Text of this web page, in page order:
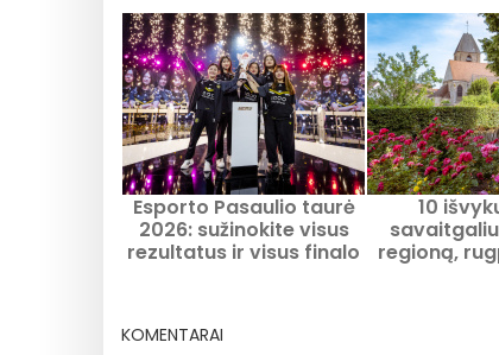
Esporto Pasaulio taurė
2026: sužinokite visus
rezultatus ir visus finalo
10
regioną,
KOMENTARAI